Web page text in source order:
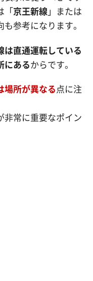
「京王新線」または
参考になります。
は直通運転している
にあるからです。
場所が異なる点に注
非常に重要なポイン